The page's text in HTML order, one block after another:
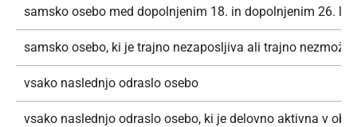
samsko osebo med dopolnjenim 18. in dopolnjenim 26.
samsko osebo, ki je trajno nezaposljiva ali trajno
vsako naslednjo odraslo osebo
vsako naslednjo odraslo osebo, ki je delovno aktivna v